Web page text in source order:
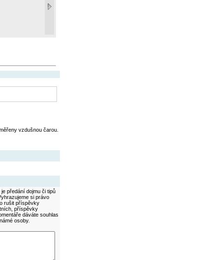
vzdušnou čarou.
předání dojmu či tipů
si právo
rušit příspěvky
příspěvky
dáváte souhlas
osoby.